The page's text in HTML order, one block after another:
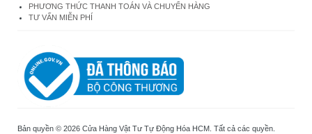
PHƯƠNG THỨC THANH TOÁN VÀ CHUYỂN HÀNG
TƯ VẤN MIỄN PHÍ
Bản quyền © 2026 Cửa Hàng Vật Tư Tự Động Hóa HCM. Tất cả các quyền.